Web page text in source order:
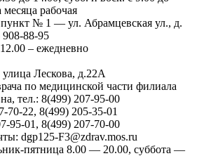
месяца рабочая
№ 1 — ул. Абрамцевская ул., д.
908-88-95
– ежедневно
Лескова, д.22А
по медицинской части филиала
тел.: 8(499) 207-95-00
70-22, 8(499) 205-35-01
95-01, 8(499) 207-70-00
dgp125-F3@zdrav.mos.ru
пятница 8.00 — 20.00, суббота —